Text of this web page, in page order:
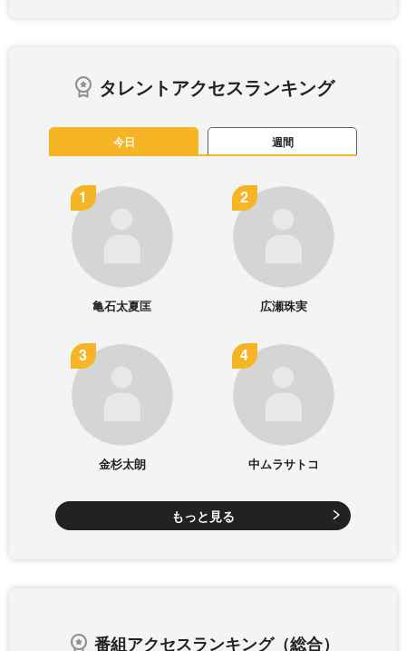
タレントアクセスランキング
今日 週間
亀石太夏匡 広瀬珠実
金杉太朗 中ムラサトコ
もっと見る
番組アクセスランキング（総合）